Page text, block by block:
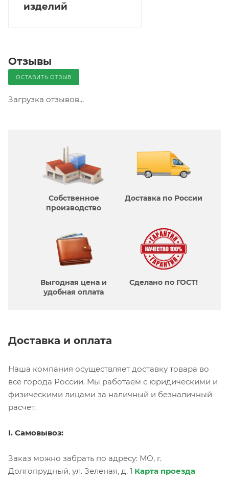
изделий
Отзывы
ОСТАВИТЬ ОТЗЫВ
Загрузка отзывов...
Собственное
производcтво
Доставка по России
Выгодная цена и
удобная оплата
Сделано по ГОСТ!
Доставка и оплата
Наша компания осуществляет доставку товара во
все города России. Мы работаем с юридическими и
физическими лицами за наличный и безналичный
расчет.
I. Самовывоз:
Заказ можно забрать по адресу: МО, г.
Долгопрудный, ул. Зеленая, д. 1 Карта проезда